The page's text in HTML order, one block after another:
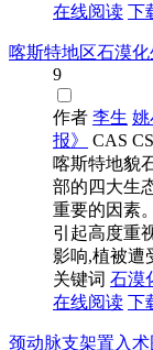
在线阅读 下
喀斯特地区石漠
9
作者 李生 姚
报》
CAS
喀斯特地貌
部的四大生
重要的因素
引起高度重
影响,植被遭
关键词 石漠
在线阅读 下
颈动脉支架置入